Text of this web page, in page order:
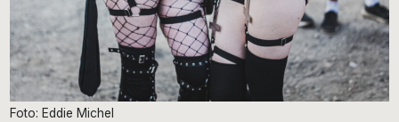
Foto: Eddie Michel